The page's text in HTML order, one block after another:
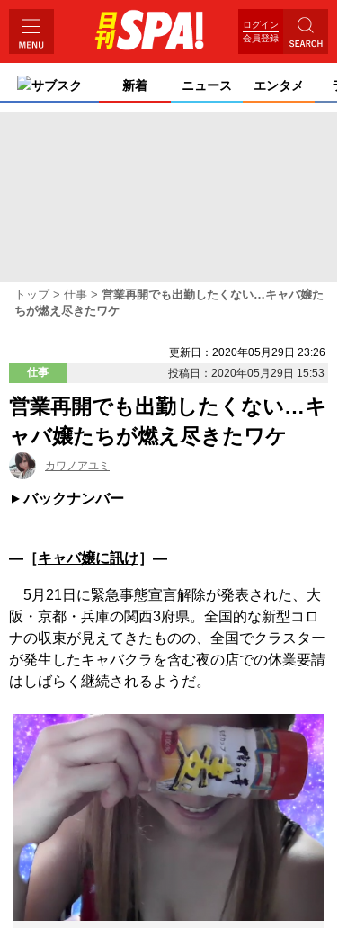
ログイン
会員登録
サブスク 新着 ニュース エンタメ ライ
トップ 仕事
営業再開でも出勤したくない…キャバ嬢た
ちが燃え尽きたワケ
更新日：2020年05月29日 23:26
仕事
投稿日：2020年05月29日 15:53
営業再開でも出勤したくない…キ
ャバ嬢たちが燃え尽きたワケ
カワノアユミ
バックナンバー
―［キャバ嬢に訊け］―
5月21日に緊急事態宣言解除が発表された、大
阪・京都・兵庫の関西3府県。全国的な新型コロ
ナの収束が見えてきたものの、全国でクラスター
が発生したキャバクラを含む夜の店での休業要請
はしばらく継続されるようだ。